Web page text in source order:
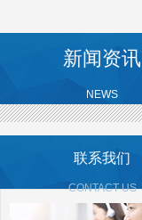
新闻资讯
NEWS
联系我们
CONTACT US